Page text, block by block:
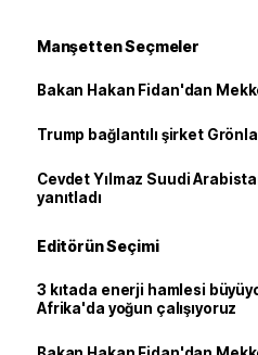
Manşetten Seçmeler
Bakan Hakan Fidan'dan
Trump bağlantılı şirket
Cevdet Yılmaz Suudi
yanıtladı
Editörün Seçimi
3 kıtada enerji hamlesi
Afrika'da yoğun çalışıyoruz